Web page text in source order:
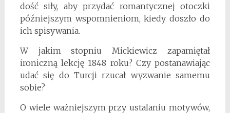
dość siły, aby przydać romantycznej otoczki
późniejszym wspomnieniom, kiedy doszło do
ich spisywania.
W jakim stopniu Mickiewicz zapamiętał
ironiczną lekcję 1848 roku? Czy postanawiając
udać się do Turcji rzucał wyzwanie samemu
sobie?
O wiele ważniejszym przy ustalaniu motywów,